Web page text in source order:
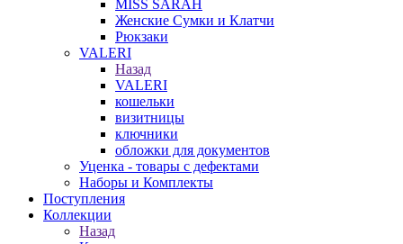
MISS SARAH
Женские Сумки и Клатчи
Рюкзаки
VALERI
Назад
VALERI
кошельки
визитницы
ключники
обложки для документов
Уценка - товары с дефектами
Наборы и Комплекты
Поступления
Коллекции
Назад